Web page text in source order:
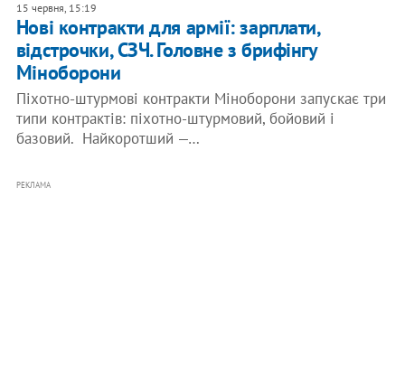
15 червня, 15:19
Нові контракти для армії: зарплати,
відстрочки, СЗЧ. Головне з брифінгу
Міноборони
Піхотно-штурмові контракти Міноборони запускає три
типи контрактів: піхотно-штурмовий, бойовий і
базовий. Найкоротший —…
РЕКЛАМА